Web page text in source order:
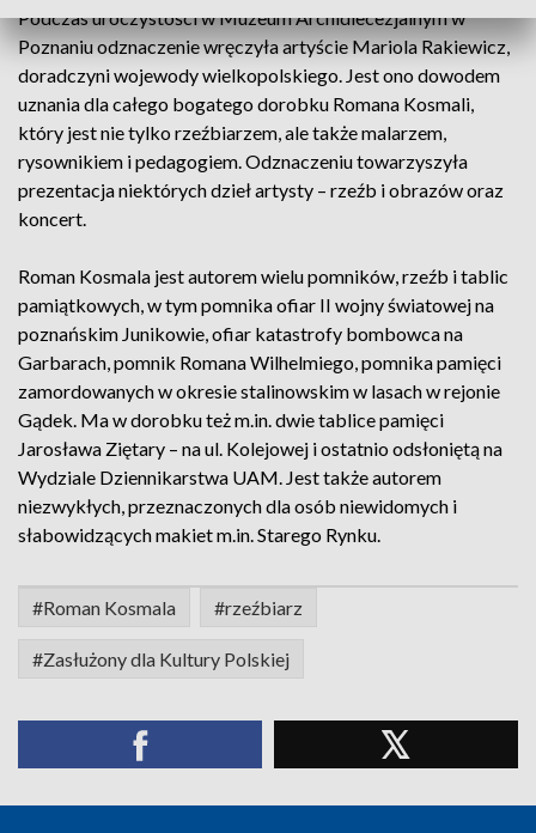
Podczas uroczystości w Muzeum Archidiecezjalnym w
Poznaniu odznaczenie wręczyła artyście Mariola Rakiewicz,
doradczyni wojewody wielkopolskiego. Jest ono dowodem
uznania dla całego bogatego dorobku Romana Kosmali,
który jest nie tylko rzeźbiarzem, ale także malarzem,
rysownikiem i pedagogiem. Odznaczeniu towarzyszyła
prezentacja niektórych dzieł artysty – rzeźb i obrazów oraz
koncert.
Roman Kosmala jest autorem wielu pomników, rzeźb i tablic
pamiątkowych, w tym pomnika ofiar II wojny światowej na
poznańskim Junikowie, ofiar katastrofy bombowca na
Garbarach, pomnik Romana Wilhelmiego, pomnika pamięci
zamordowanych w okresie stalinowskim w lasach w rejonie
Gądek. Ma w dorobku też m.in. dwie tablice pamięci
Jarosława Ziętary – na ul. Kolejowej i ostatnio odsłoniętą na
Wydziale Dziennikarstwa UAM. Jest także autorem
niezwykłych, przeznaczonych dla osób niewidomych i
słabowidzących makiet m.in. Starego Rynku.
#Roman Kosmala #rzeźbiarz
#Zasłużony dla Kultury Polskiej